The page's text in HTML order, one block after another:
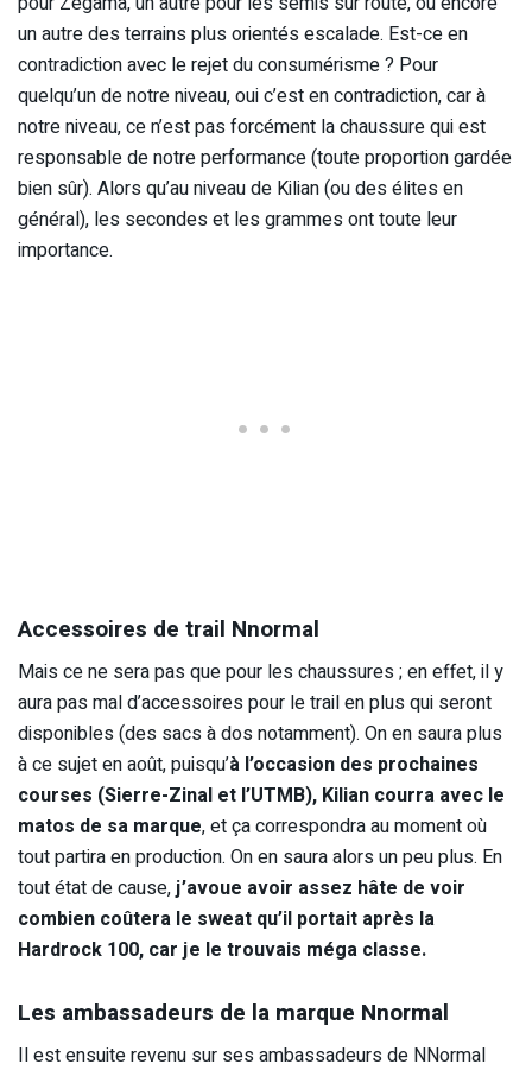
un autre des terrains plus orientés escalade. Est-ce en
contradiction avec le rejet du consumérisme ? Pour
quelqu’un de notre niveau, oui c’est en contradiction, car à
notre niveau, ce n’est pas forcément la chaussure qui est
responsable de notre performance (toute proportion gardée
bien sûr). Alors qu’au niveau de Kilian (ou des élites en
général), les secondes et les grammes ont toute leur
importance.
Accessoires de trail Nnormal
Mais ce ne sera pas que pour les chaussures ; en effet, il y
aura pas mal d’accessoires pour le trail en plus qui seront
disponibles (des sacs à dos notamment). On en saura plus
à ce sujet en août, puisqu’à l’occasion des prochaines
courses (Sierre-Zinal et l’UTMB), Kilian courra avec le
matos de sa marque, et ça correspondra au moment où
tout partira en production. On en saura alors un peu plus. En
tout état de cause,j’avoue avoir assez hâte de voir
combien coûtera le sweat qu’il portait après la
Hardrock 100, car je le trouvais méga classe.
Les ambassadeurs de la marque Nnormal
Il est ensuite revenu sur ses ambassadeurs de NNormal